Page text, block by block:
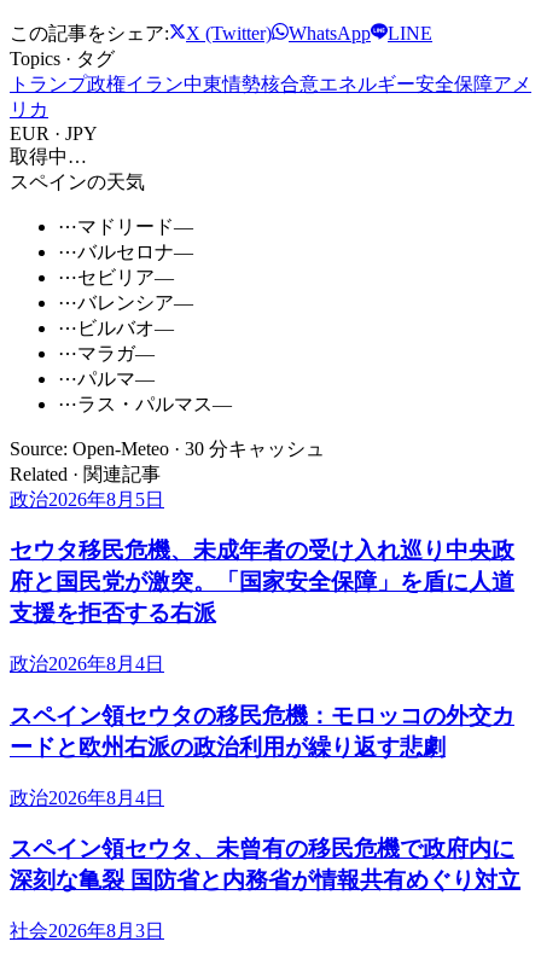
この記事をシェア: X (Twitter) WhatsApp
LINE
Topics · タグ
トランプ政権イラン中東情勢核合意エネルギー安全保障アメ
リカ
EUR · JPY
取得中…
スペインの天気
⋯マドリード—
⋯バルセロナ—
⋯セビリア—
⋯バレンシア—
⋯ ビルバオ—
⋯マラガ—
⋯パルマ—
⋯ラス・パルマス—
Source: Open-Meteo · 30 分キャッシュ
Related · 関連記事
政治2026年8月5日
セウタ移民危機、未成年者の受け入れ巡り中央政
府と国民党が激突。「国家安全保障」を盾に人道
支援を拒否する右派
政治2026年8月4日
スペイン領セウタの移民危機：モロッコの外交カ
ードと欧州右派の政治利用が繰り返す悲劇
政治2026年8月4日
スペイン領セウタ、未曾有の移民危機で政府内に
深刻な亀裂 国防省と内務省が情報共有めぐり対立
社会2026年8月3日